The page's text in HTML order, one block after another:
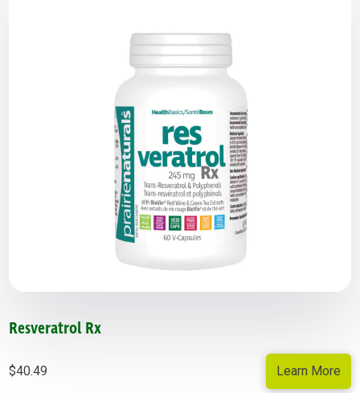
Resveratrol Rx
$40.49 Learn More